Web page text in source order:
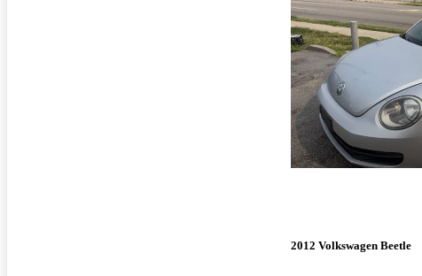
2012 Volkswagen Beetle